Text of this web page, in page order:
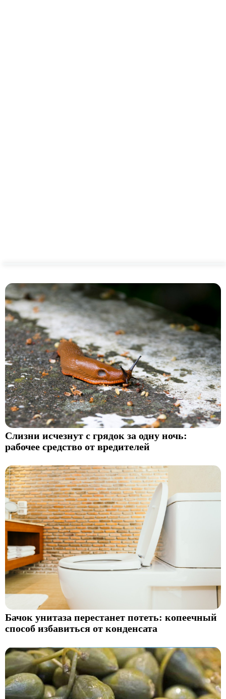
Слизни исчезнут с грядок за одну ночь:
рабочее средство от вредителей
Бачок унитаза перестанет потеть: копеечный
способ избавиться от конденсата